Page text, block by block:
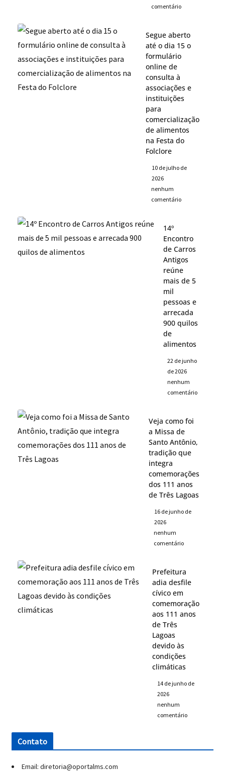
comentário
Segue aberto
até o dia 15 o
formulário
online de
consulta à
associações e
instituições
para
comercialização
de alimentos
na Festa do
Folclore
10 de julho de
2026
nenhum
comentário
14º
Encontro
de Carros
Antigos
reúne
mais de 5
mil
pessoas e
arrecada
900 quilos
de
alimentos
22 de junho
de 2026
nenhum
comentário
Veja como foi
a Missa de
Santo Antônio,
tradição que
integra
comemorações
dos 111 anos
de Três Lagoas
16 de junho de
2026
nenhum
comentário
Prefeitura
adia desfile
cívico em
comemoração
aos 111 anos
de Três
Lagoas
devido às
condições
climáticas
14 de junho de
2026
nenhum
comentário
Contato
Email: diretoria@oportalms.com